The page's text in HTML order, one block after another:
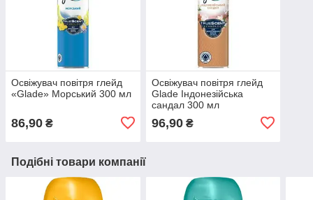
Освіжувач повітря глейд
«Glade» Морський 300 мл
86,90 ₴
Освіжувач повітря глейд
Glade Індонезійська
сандал 300 мл
96,90₴
Подібні товари компанії